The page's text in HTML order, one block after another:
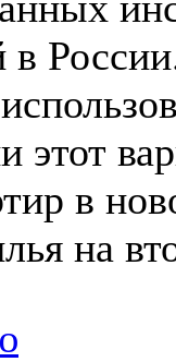
в
этот
в
на